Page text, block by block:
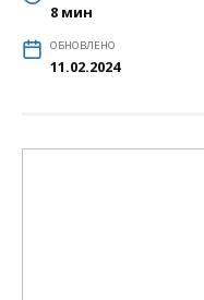
8 мин
ОБНОВЛЕНО
11.02.2024